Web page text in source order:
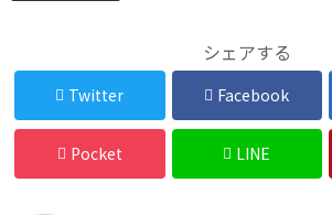
シェアする
Twitter Facebook
Pocket LINE